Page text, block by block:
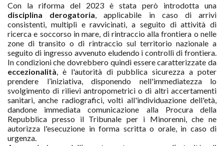
Con la riforma del 2023 è stata però introdotta una
disciplina derogatoria, applicabile in caso di arrivi
consistenti, multipli e ravvicinati, a seguito di attività di
ricerca e soccorso in mare, di rintraccio alla frontiera o nelle
zone di transito o di rintraccio sul territorio nazionale a
seguito di ingresso avvenuto eludendo i controlli di frontiera.
In condizioni che dovrebbero quindi essere caratterizzate da
eccezionalità, è l'autorità di pubblica sicurezza a poter
prendere l’iniziativa, disponendo nell'immediatezza lo
svolgimento di rilievi antropometrici o di altri accertamenti
sanitari, anche radiografici, volti all'individuazione dell'età,
dandone immediata comunicazione alla Procura della
Repubblica presso il Tribunale per i Minorenni, che ne
autorizza l'esecuzione in forma scritta o orale, in caso di
urgenza.